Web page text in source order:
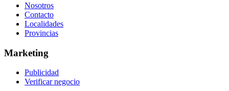
Nosotros
Contacto
Localidades
Provincias
Marketing
Publicidad
Verificar negocio